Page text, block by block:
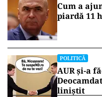
Cum a
piardă 11
POLITICĂ
AUR și-a
liniștit